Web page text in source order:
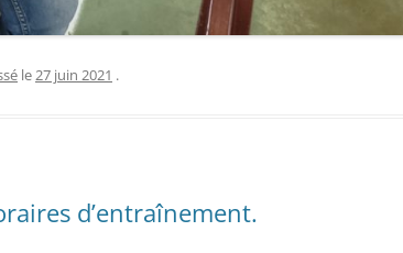
le27 juin 2021 .
d’entraînement.